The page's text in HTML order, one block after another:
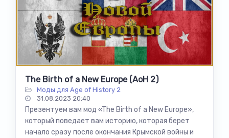
The Birth of a New Europe (AoH 2)
Моды для Age of History 2
31.08.2023 20:40
Презентуем вам мод «The Birth of a New Europe»,
который поведает вам историю, которая берет
начало сразу после окончания Крымской войны и